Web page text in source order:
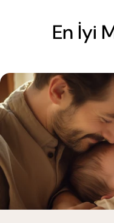
En İyi